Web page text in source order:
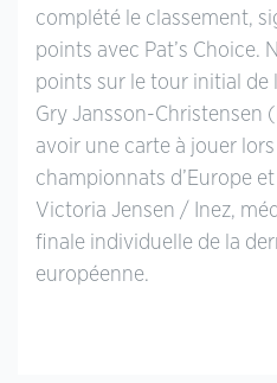
complété le classement,
points avec Pat’s Choice.
points sur le tour initial de
Gry Jansson-Christensen
avoir une carte à jouer
championnats d’Europe
Victoria Jensen / Inez,
finale individuelle de la
européenne.